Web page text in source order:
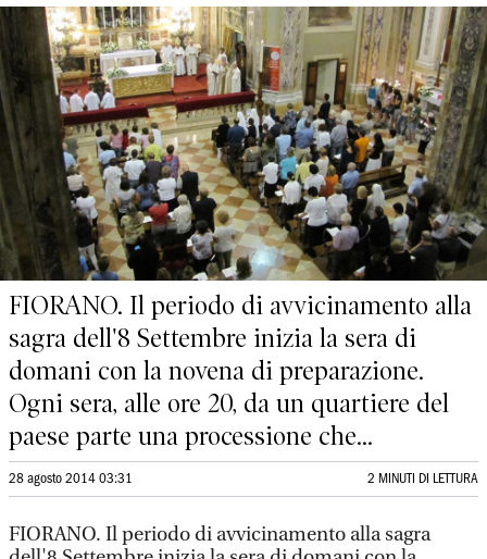
FIORANO. Il periodo di avvicinamento alla
sagra dell'8 Settembre inizia la sera di
domani con la novena di preparazione.
Ogni sera, alle ore 20, da un quartiere del
paese parte una processione che...
28 agosto 2014 03:31 2 MINUTI DI LETTURA
FIORANO. Il periodo di avvicinamento alla sagra